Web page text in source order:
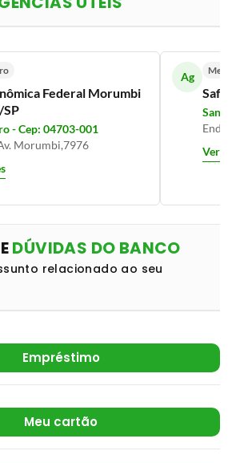
Federal Morumbi
SP
- Cep: 04703-001
Morumbi,7976
Ag
Safra
Santo
Ver
DÚVIDAS DO BANCO
relacionado ao seu
Empréstimo
Meu cartão